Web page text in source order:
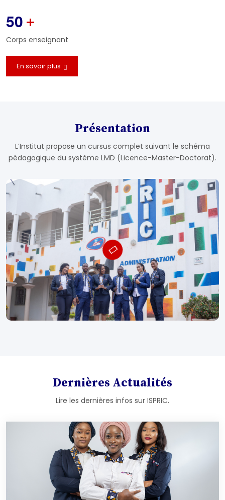
50 +
Corps enseignant
En savoir plus
Présentation
L’Institut propose un cursus complet suivant le schéma
pédagogique du système LMD (Licence-Master-Doctorat).
Dernières Actualités
Lire les dernières infos sur ISPRIC.